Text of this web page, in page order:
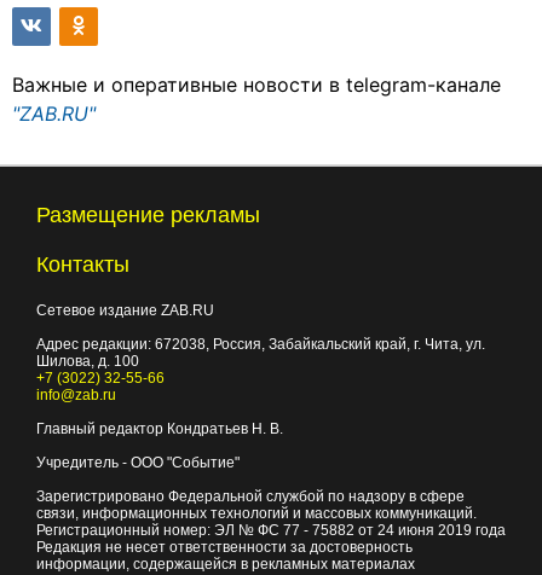
Важные и оперативные новости в telegram-канале
"ZAB.RU"
Размещение рекламы
Контакты
Сетевое издание ZAB.RU
Адрес редакции: 672038, Россия, Забайкальский край, г. Чита, ул.
Шилова, д. 100
+7 (3022) 32-55-66
info@zab.ru
Главный редактор Кондратьев Н. В.
Учредитель - ООО "Событие"
Зарегистрировано Федеральной службой по надзору в сфере
связи, информационных технологий и массовых коммуникаций.
Регистрационный номер: ЭЛ № ФС 77 - 75882 от 24 июня 2019 года
Редакция не несет ответственности за достоверность
информации, содержащейся в рекламных материалах